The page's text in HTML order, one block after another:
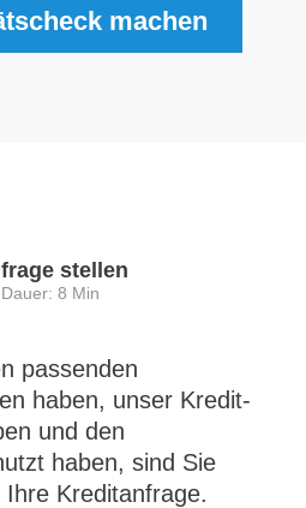
machen
stellen
8 Min
passenden
haben, unser Kredit-
und den
haben, sind Sie
Kreditanfrage.